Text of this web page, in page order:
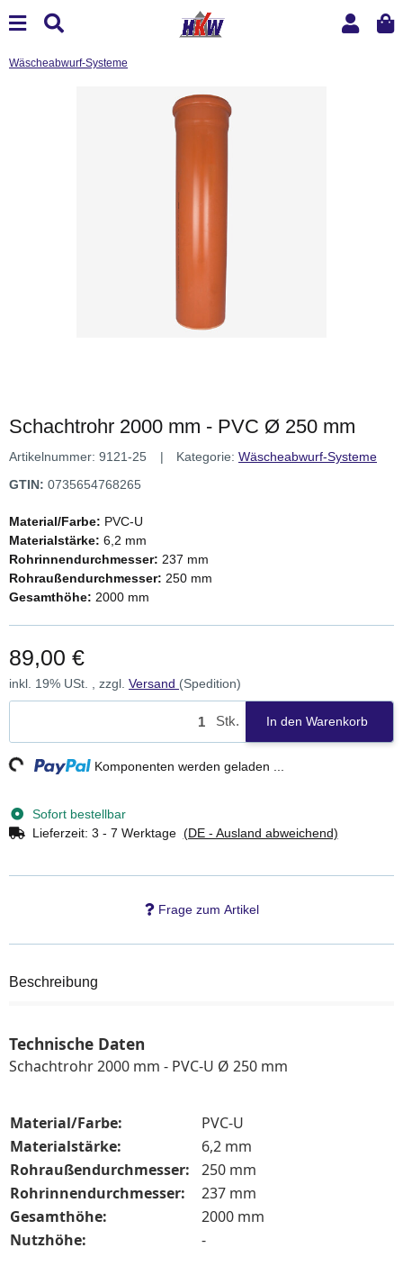
Wäscheabwurf-Systeme
Schachtrohr 2000 mm - PVC Ø 250 mm
Artikelnummer: 9121-25 Kategorie: Wäscheabwurf-Systeme
GTIN: 0735654768265
Material/Farbe: PVC-U
Materialstärke: 6,2 mm
Rohrinnendurchmesser: 237 mm
Rohraußendurchmesser: 250 mm
Gesamthöhe: 2000 mm
89,00 €
inkl. 19% USt. , zzgl. Versand (Spedition)
Stk. In den Warenkorb
Komponenten werden geladen ...
Sofort bestellbar
Lieferzeit: 3 - 7 Werktage (DE - Ausland abweichend)
Frage zum Artikel
Beschreibung
Technische Daten
Schachtrohr 2000 mm - PVC-U Ø 250 mm
Material/Farbe:
PVC-U
Materialstärke:
6,2 mm
Rohraußendurchmesser:
250 mm
Rohrinnendurchmesser:
237 mm
Gesamthöhe:
2000 mm
Nutzhöhe:
-